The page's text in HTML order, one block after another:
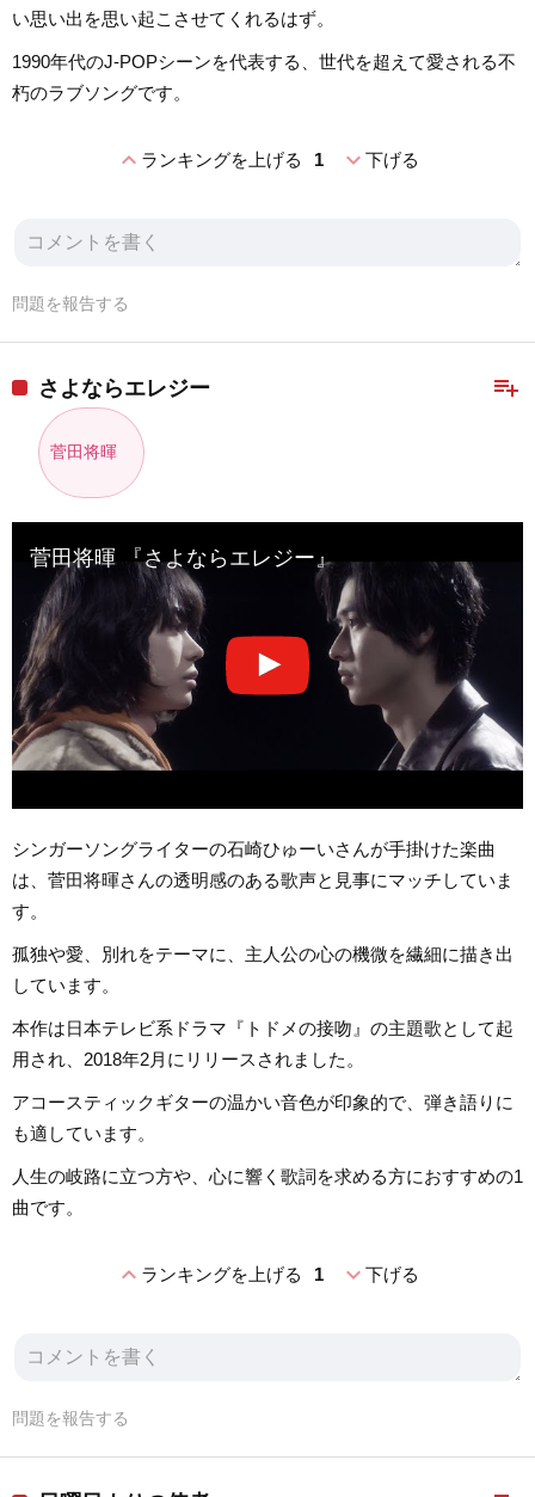
い思い出を思い起こさせてくれるはず。
1990年代のJ-POPシーンを代表する、世代を超えて愛される不
朽のラブソングです。
expand_lessランキングを上げる 1 expand_more下げる
問題を報告する
playlist_add
さよならエレジー
菅田将暉
菅田将暉 『さよならエレジー』
シンガーソングライターの石崎ひゅーいさんが手掛けた楽曲
は、菅田将暉さんの透明感のある歌声と見事にマッチしていま
す。
孤独や愛、別れをテーマに、主人公の心の機微を繊細に描き出
しています。
本作は日本テレビ系ドラマ『トドメの接吻』の主題歌として起
用され、2018年2月にリリースされました。
アコースティックギターの温かい音色が印象的で、弾き語りに
も適しています。
人生の岐路に立つ方や、心に響く歌詞を求める方におすすめの1
曲です。
expand_lessランキングを上げる 1 expand_more下げる
問題を報告する